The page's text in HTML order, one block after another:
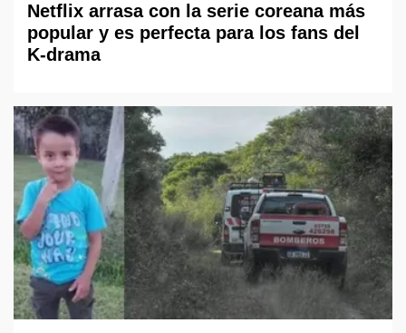
Netflix arrasa con la serie coreana más
popular y es perfecta para los fans del
K-drama